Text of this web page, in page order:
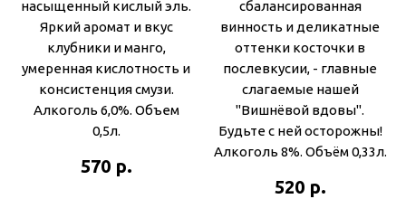
насыщенный кислый эль.
Яркий аромат и вкус
клубники и манго,
умеренная кислотность и
консистенция смузи.
Алкоголь 6,0%. Объем
0,5л.
570 р.
сбалансированная
винность и деликатные
оттенки косточки в
послевкусии, - главные
слагаемые нашей
"Вишнёвой вдовы".
Будьте с ней осторожны!
Алкоголь 8%. Объём 0,33л.
520 р.